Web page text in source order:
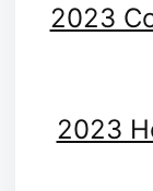
2023
2023